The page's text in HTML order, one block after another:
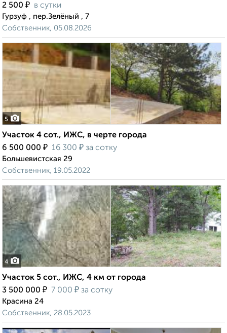
2 500 ₽ в сутки
Гурзуф , пер.Зелёный , 7
Собственник, 05.08.2026
5
Участок 4 сот., ИЖС, в черте города
6 500 000 ₽ 16 300 ₽ за сотку
Большевистская 29
Собственник, 19.05.2022
4
Участок 5 сот., ИЖС, 4 км от города
3 500 000 ₽ 7 000 ₽ за сотку
Красина 24
Собственник, 28.05.2023